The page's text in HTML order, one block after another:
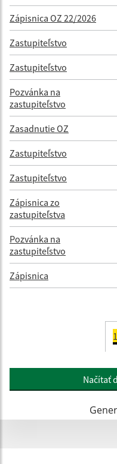
Filtrovať
Zápisnica OZ 22/2026
Zastupiteľstvo
Zastupiteľstvo
Pozvánka na
zastupiteľstvo
Zasadnutie OZ
Zastupiteľstvo
Zastupiteľstvo
Zápisnica zo
zastupiteľstva
Pozvánka na
zastupiteľstvo
Zápisnica
1
Načítať